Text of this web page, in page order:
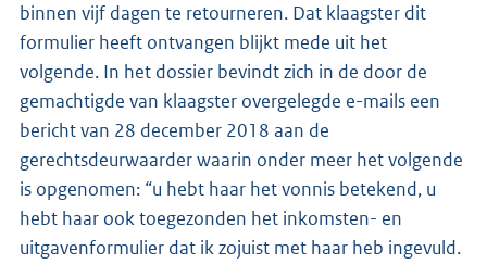
binnen vijf dagen te retourneren. Dat klaagster dit
formulier heeft ontvangen blijkt mede uit het
volgende. In het dossier bevindt zich in de door de
gemachtigde van klaagster overgelegde e-mails een
bericht van 28 december 2018 aan de
gerechtsdeurwaarder waarin onder meer het volgende
is opgenomen: “u hebt haar het vonnis betekend, u
hebt haar ook toegezonden het inkomsten- en
uitgavenformulier dat ik zojuist met haar heb ingevuld.